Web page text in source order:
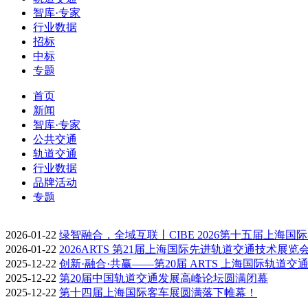
智库·专家
行业数据
招标
中标
专题
首页
新闻
智库·专家
公共交通
轨道交通
行业数据
品牌活动
专题
2026-01-22 绿智融合，全域互联丨CIBE 2026第十五届上海国
2026-01-22 2026ARTS 第21届上海国际先进轨道交通技术展览
2025-12-22 创新·融合·共赢——第20届 ARTS 上海国际轨道交
2025-12-22 第20届中国轨道交通发展高峰论坛圆满闭幕
2025-12-22 第十四届上海国际客车展圆满落下帷幕！